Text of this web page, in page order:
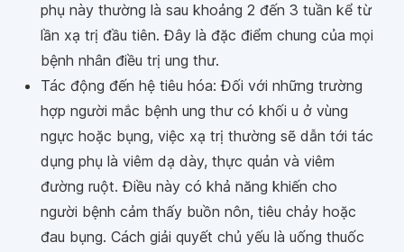
phụ này thường là sau khoảng 2 đến 3 tuần kể từ
lần xạ trị đầu tiên. Đây là đặc điểm chung của mọi
bệnh nhân điều trị ung thư.
Tác động đến hệ tiêu hóa: Đối với những trường
hợp người mắc bệnh ung thư có khối u ở vùng
ngực hoặc bụng, việc xạ trị thường sẽ dẫn tới tác
dụng phụ là viêm dạ dày, thực quản và viêm
đường ruột. Điều này có khả năng khiến cho
người bệnh cảm thấy buồn nôn, tiêu chảy hoặc
đau bụng. Cách giải quyết chủ yếu là uống thuốc